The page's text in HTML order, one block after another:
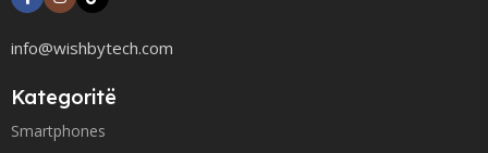
info@wishbytech.com
Kategoritë
Smartphones